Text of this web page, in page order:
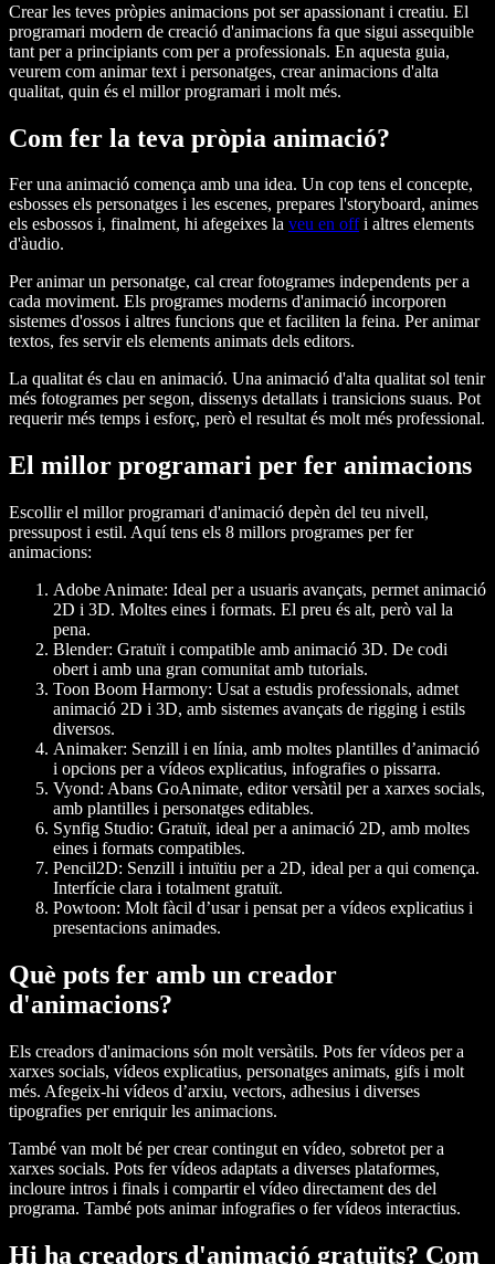
Crear les teves pròpies animacions pot ser apassionant i creatiu. El
programari modern de creació d'animacions fa que sigui assequible
tant per a principiants com per a professionals. En aquesta guia,
veurem com animar text i personatges, crear animacions d'alta
qualitat, quin és el millor programari i molt més.
Com fer la teva pròpia animació?
Fer una animació comença amb una idea. Un cop tens el concepte,
esbosses els personatges i les escenes, prepares l'storyboard, animes
els esbossos i, finalment, hi afegeixes la veu en offi altres elements
d'àudio.
Per animar un personatge, cal crear fotogrames independents per a
cada moviment. Els programes moderns d'animació incorporen
sistemes d'ossos i altres funcions que et faciliten la feina. Per animar
textos, fes servir els elements animats dels editors.
La qualitat és clau en animació. Una animació d'alta qualitat sol tenir
més fotogrames per segon, dissenys detallats i transicions suaus. Pot
requerir més temps i esforç, però el resultat és molt més professional.
El millor programari per fer animacions
Escollir el millor programari d'animació depèn del teu nivell,
pressupost i estil. Aquí tens els 8 millors programes per fer
animacions:
Adobe Animate: Ideal per a usuaris avançats, permet animació
2D i 3D. Moltes eines i formats. El preu és alt, però val la
pena.
Blender: Gratuït i compatible amb animació 3D. De codi
obert i amb una gran comunitat amb tutorials.
Toon Boom Harmony: Usat a estudis professionals, admet
animació 2D i 3D, amb sistemes avançats de rigging i estils
diversos.
Animaker: Senzill i en línia, amb moltes plantilles d’animació
i opcions per a vídeos explicatius, infografies o pissarra.
Vyond: Abans GoAnimate, editor versàtil per a xarxes socials,
amb plantilles i personatges editables.
Synfig Studio: Gratuït, ideal per a animació 2D, amb moltes
eines i formats compatibles.
Pencil2D: Senzill i intuïtiu per a 2D, ideal per a qui comença.
Interfície clara i totalment gratuït.
Powtoon: Molt fàcil d’usar i pensat per a vídeos explicatius i
presentacions animades.
Què pots fer amb un creador
d'animacions?
Els creadors d'animacions són molt versàtils. Pots fer vídeos per a
xarxes socials, vídeos explicatius, personatges animats, gifs i molt
més. Afegeix-hi vídeos d’arxiu, vectors, adhesius i diverses
tipografies per enriquir les animacions.
També van molt bé per crear contingut en vídeo, sobretot per a
xarxes socials. Pots fer vídeos adaptats a diverses plataformes,
incloure intros i finals i compartir el vídeo directament des del
programa. També pots animar infografies o fer vídeos interactius.
Hi ha creadors d'animació gratuïts? Com